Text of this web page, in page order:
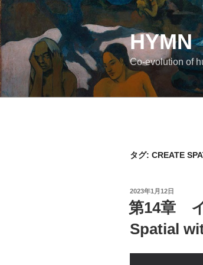
コ
ン
テ
ン
ツ
へ
ス
HYMN
Co-evolution of
タグ: CREATE
投
稿
日:
2023年1月12日
第14章
Spatial